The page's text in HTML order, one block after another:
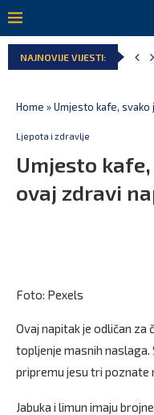
NAJNOVIJE VIJESTI:
Home »Umjesto kafe,
Ljepota i zdravlje
Umjesto
ovaj zdravi
Foto: Pexels
Ovaj napitak je odličan za
topljenje masnih
pripremu jesu tri poznate
Jabuka i limun imaju